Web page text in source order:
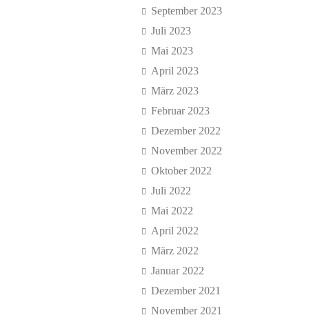
September 2023
Juli 2023
Mai 2023
April 2023
März 2023
Februar 2023
Dezember 2022
November 2022
Oktober 2022
Juli 2022
Mai 2022
April 2022
März 2022
Januar 2022
Dezember 2021
November 2021